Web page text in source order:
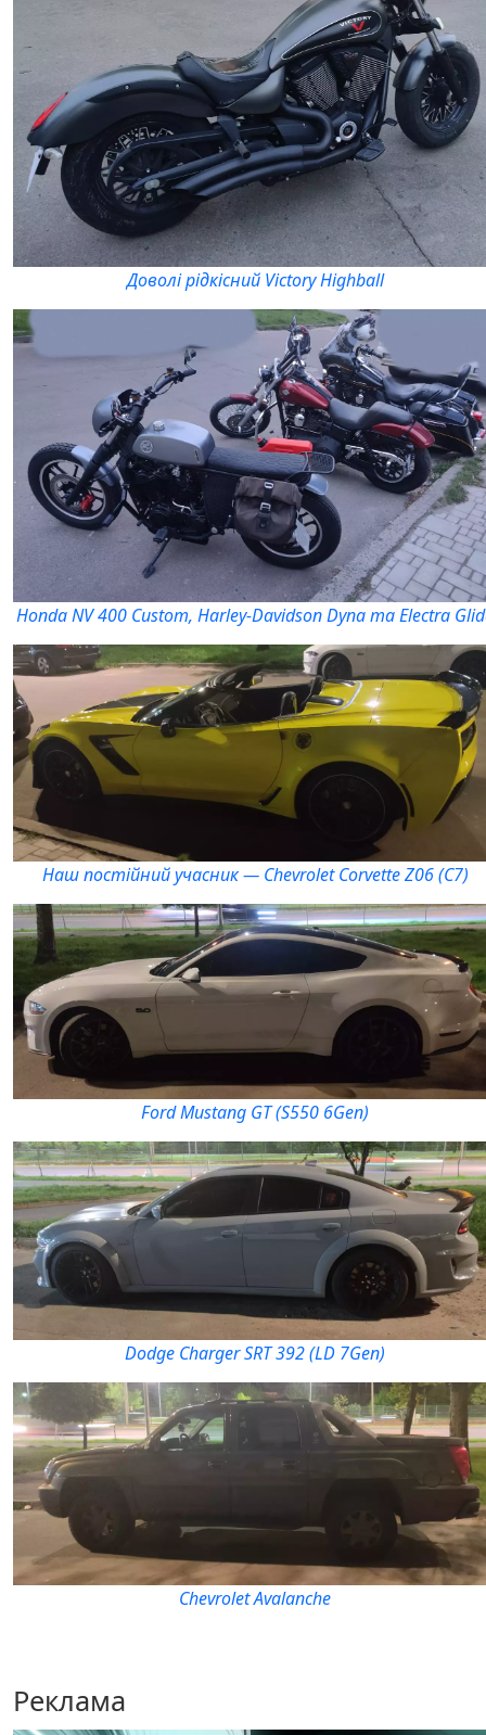
Доволі рідкісний Victory Highball
Honda NV 400 Custom, Harley-Davidson Dyna та Electra
Наш постійний учасник — Chevrolet Corvette Z06 (C7)
Ford Mustang GT (S550 6Gen)
Dodge Charger SRT 392 (LD 7Gen)
Chevrolet Avalanche
Реклама